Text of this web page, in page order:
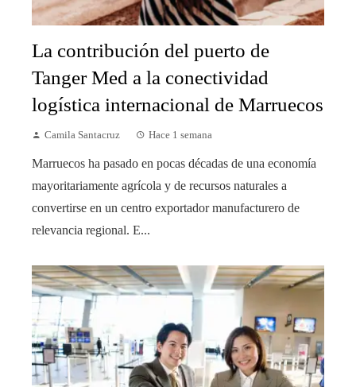
La contribución del puerto de
Tanger Med a la conectividad
logística internacional de Marruecos
Camila Santacruz Hace 1 semana
Marruecos ha pasado en pocas décadas de una economía
mayoritariamente agrícola y de recursos naturales a
convertirse en un centro exportador manufacturero de
relevancia regional. E...